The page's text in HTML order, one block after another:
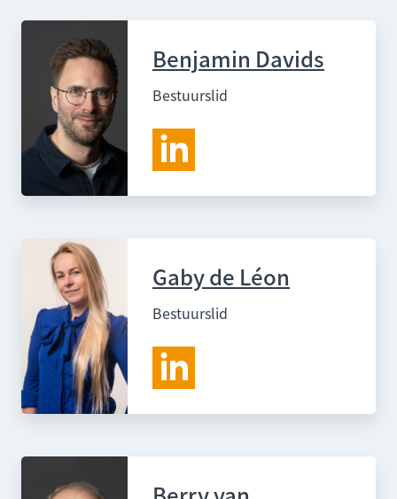
Benjamin Davids
Bestuurslid
Gaby de Léon
Bestuurslid